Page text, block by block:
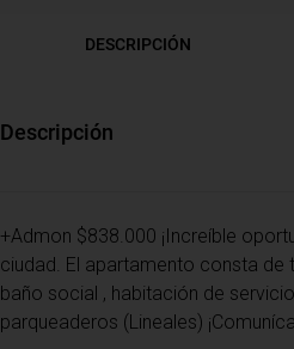
DESCRIPCIÓN
Descripción
+Admon $838.000 ¡Increíble
ciudad. El apartamento consta de
baño social , habitación de
parqueaderos (Lineales)